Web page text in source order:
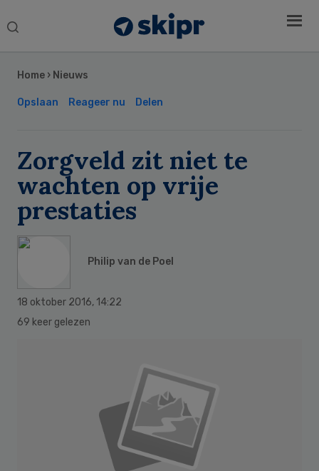
Search
Home › Nieuws
Opslaan Reageer nu Delen
Zorgveld zit niet te
wachten op vrije
prestaties
Philip van de Poel
18 oktober 2016, 14:22
69 keer gelezen
Sidebar